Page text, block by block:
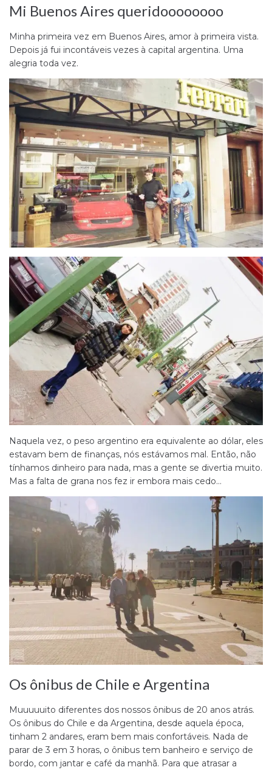
Mi Buenos Aires queridoooooooo
Minha primeira vez em Buenos Aires, amor à primeira vista.
Depois já fui incontáveis vezes à capital argentina. Uma
alegria toda vez.
Naquela vez, o peso argentino era equivalente ao dólar, eles
estavam bem de finanças, nós estávamos mal. Então, não
tínhamos dinheiro para nada, mas a gente se divertia muito.
Mas a falta de grana nos fez ir embora mais cedo…
Os ônibus de Chile e Argentina
Muuuuuito diferentes dos nossos ônibus de 20 anos atrás.
Os ônibus do Chile e da Argentina, desde aquela época,
tinham 2 andares, eram bem mais confortáveis. Nada de
parar de 3 em 3 horas, o ônibus tem banheiro e serviço de
bordo, com jantar e café da manhã. Para que atrasar a